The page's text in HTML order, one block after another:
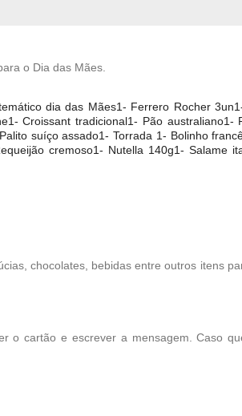
o Dia das Mães.
dia das Mães1- Ferrero Rocher
Croissant tradicional1- Pão australiano1-
suíço assado1- Torrada 1- Bolinho
cremoso1- Nutella 140g1- Salame
chocolates, bebidas entre outros itens
o cartão e escrever a mensagem. Caso